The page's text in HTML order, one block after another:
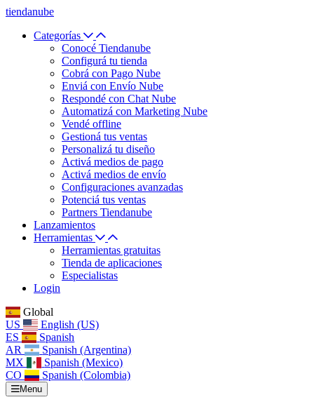
tiendanube
Categorías
Conocé Tiendanube
Configurá tu tienda
Cobrá con Pago Nube
Enviá con Envío Nube
Respondé con Chat Nube
Automatizá con Marketing Nube
Vendé offline
Gestioná tus ventas
Personalizá tu diseño
Activá medios de pago
Activá medios de envío
Configuraciones avanzadas
Potenciá tus ventas
Partners Tiendanube
Lanzamientos
Herramientas
Herramientas gratuitas
Tienda de aplicaciones
Especialistas
Login
Global
US
English (US)
ES
Spanish
AR
Spanish (Argentina)
MX
Spanish (Mexico)
CO
Spanish (Colombia)
Menu